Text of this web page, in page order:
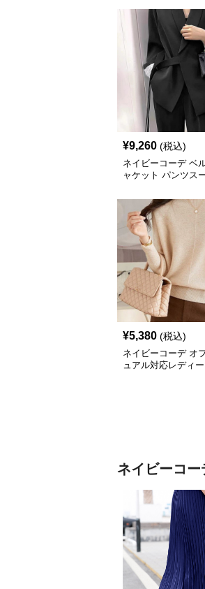
¥9,260 (税込)
ネイビーコーデ ベ
ャケット パンツス
¥5,380 (税込)
ネイビーコーデ オ
ュアル対応レディ
ネイビーコー